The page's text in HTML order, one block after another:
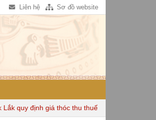
Liên hệ Sơ đồ website
quy định giá thóc thu thuế dùng để tính thuế sử